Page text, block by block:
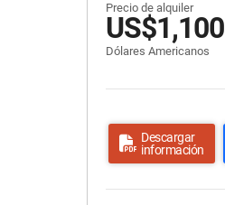
Precio de alquiler
US$1,100
Dólares Americanos
Descargar
información